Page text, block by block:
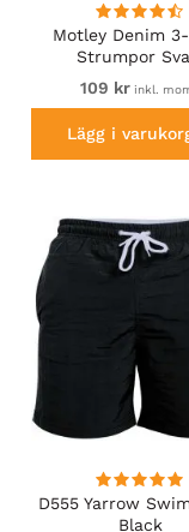
Motley Denim
Strumpor
109 kr inkl.
Lägg i
D555 Yarrow
Black